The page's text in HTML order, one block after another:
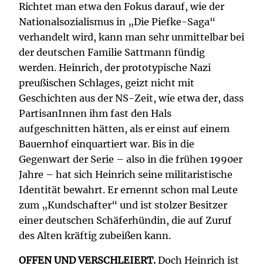
Richtet man etwa den Fokus darauf, wie der
Nationalsozialismus in „Die Piefke-Saga“
verhandelt wird, kann man sehr unmittelbar bei
der deutschen Familie Sattmann fündig
werden. Heinrich, der prototypische Nazi
preußischen Schlages, geizt nicht mit
Geschichten aus der NS-Zeit, wie etwa der, dass
PartisanInnen ihm fast den Hals
aufgeschnitten hätten, als er einst auf einem
Bauernhof einquartiert war. Bis in die
Gegenwart der Serie – also in die frühen 1990er
Jahre – hat sich Heinrich seine militaristische
Identität bewahrt. Er ernennt schon mal Leute
zum „Kundschafter“ und ist stolzer Besitzer
einer deutschen Schäferhündin, die auf Zuruf
des Alten kräftig zubeißen kann.
OFFEN UND VERSCHLEIERT. Doch Heinrich ist